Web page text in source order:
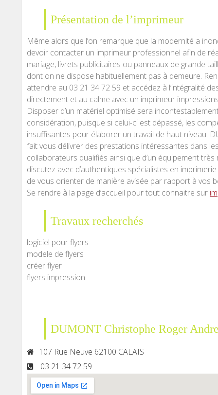
Présentation de l’imprimeur
Même alors que l’on remarque que la modernité a
devoir contacter un imprimeur professionnel afin de
mariage, livrets publicitaires ou panneaux de grande
dont on ne dispose habituellement pas à demeure.
attendre au 03 21 34 72 59 et accédez à l’intégralité
directement et au calme avec un imprimeur
Disposer d’un matériel optimisé sera
considération, puisque si celui-ci est dépassé, les
insuffisantes pour élaborer un travail de haut niveau.
fait vous délivrer des prestations intéressantes dans
collaborateurs qualifiés ainsi que d’un équipement
discutez avec d’authentiques spécialistes en
de vous orienter de manière avisée par rapport à vos
Se rendre à la page d’accueil pour tout connaitre sur
Travaux recherchés
logiciel pour flyers
modele de flyers
créer flyer
flyers impression
DUMONT Christophe Roger
107 Rue Neuve 62100 CALAIS
03 21 34 72 59